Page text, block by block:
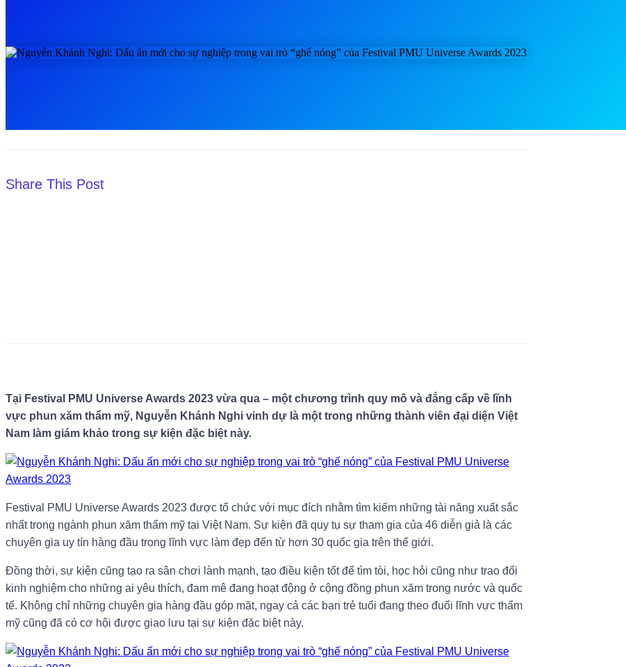
Share This Post
Tại Festival PMU Universe Awards 2023 vừa qua – một chương trình quy mô và đẳng cấp về lĩnh
vực phun xăm thẩm mỹ, Nguyễn Khánh Nghi vinh dự là một trong những thành viên đại diện Việt
Nam làm giám khảo trong sự kiện đặc biệt này.
Festival PMU Universe Awards 2023 được tổ chức với mục đích nhằm tìm kiếm những tài năng xuất sắc
nhất trong ngành phun xăm thẩm mỹ tại Việt Nam. Sự kiện đã quy tụ sự tham gia của 46 diễn giả là các
chuyên gia uy tín hàng đầu trong lĩnh vực làm đẹp đến từ hơn 30 quốc gia trên thế giới.
Đồng thời, sự kiện cũng tạo ra sân chơi lành mạnh, tạo điều kiện tốt để tìm tòi, học hỏi cũng như trao đổi
kinh nghiệm cho những ai yêu thích, đam mê đang hoạt động ở cộng đồng phun xăm trong nước và quốc
tế. Không chỉ những chuyên gia hàng đầu góp mặt, ngay cả các bạn trẻ tuổi đang theo đuổi lĩnh vực thẩm
mỹ cũng đã có cơ hội được giao lưu tại sự kiện đặc biệt này.